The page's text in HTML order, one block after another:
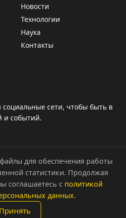
Новости
Технологии
Наука
Контакты
сети, чтобы быть в
и событий.
Технологий». Все
защищены.
для обеспечения работы
статистики. Продолжая
соглашаетесь с политикой
данных.
Принять